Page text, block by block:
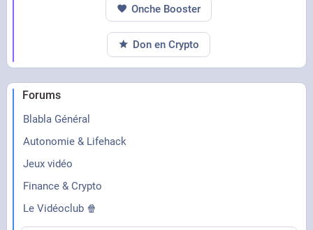
Forums
Blabla Général
Autonomie & Lifehack
Jeux vidéo
Finance & Crypto
Le Vidéoclub 🍿
Onche Booster
Don en Crypto